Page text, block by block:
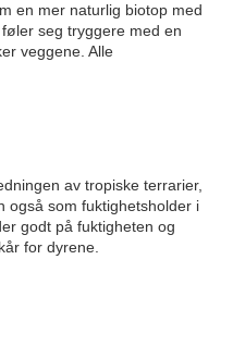
en mer naturlig biotop med
seg tryggere med en
veggene. Alle
av tropiske terrarier,
også som fuktighetsholder i
godt på fuktigheten og
for dyrene.